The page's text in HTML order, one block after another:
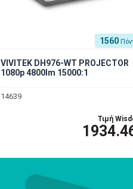
1560
VIVITEK DH976-WT PROJECTOR
1080p 4800lm 15000:1
14639
Τιμή